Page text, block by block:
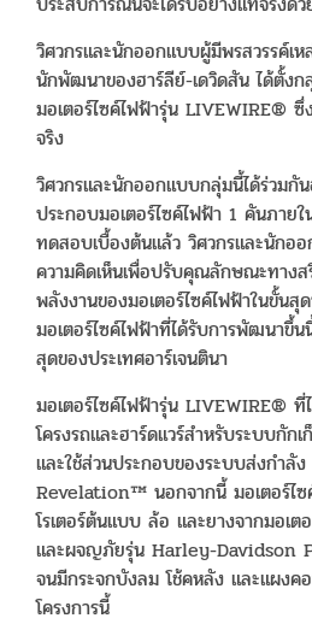
วิศวกรและนักออกแบบผู้มีพรสวรรค์เ
นักพัฒนาของฮาร์ลีย์-เดวิดสัน ได้ตั้ง
มอเตอร์ไซค์ไฟฟ้ารุ่น LIVEWIRE®
จริง
วิศวกรและนักออกแบบกลุ่มนี้ได้ร่วม
ประกอบมอเตอร์ไซค์ไฟฟ้า 1 คันภายใ
ทดสอบเบื้องต้นแล้ว วิศวกรและนักอ
ความคิดเห็นเพื่อปรับคุณลักษณะทางส
พลังงานของมอเตอร์ไซค์ไฟฟ้าในขั้น
มอเตอร์ไซค์ไฟฟ้าที่ได้รับการพัฒนาขึ้
สุดของประเทศอาร์เจนตินา
มอเตอร์ไซค์ไฟฟ้ารุ่น LIVEWIRE®
โครงรถและฮาร์ดแวร์สำหรับระบบกัก
และใช้ส่วนประกอบของระบบส่งกำ
Revelation™ นอกจากนี้ มอเตอร์ไซ
โรเตอร์ต้นแบบ ล้อ และยางจากมอเต
และผจญภัยรุ่น Harley-
จนมีกระจกบังลม โช้คหลัง และแผงค
โครงการนี้